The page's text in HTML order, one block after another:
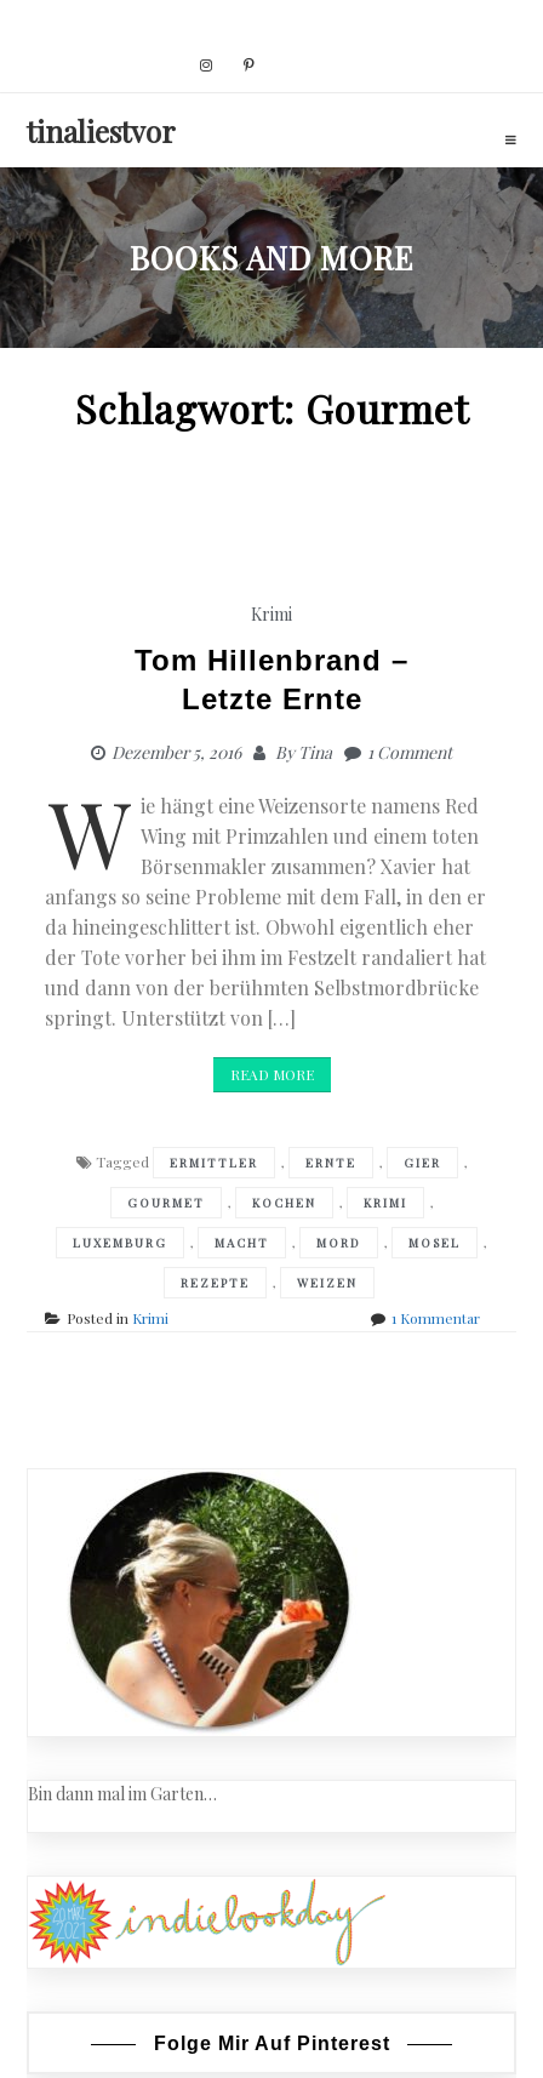
tinaliestvor
BOOKS AND MORE
Schlagwort: Gourmet
Krimi
Tom Hillenbrand –
Letzte Ernte
Dezember 5, 2016 ByTina 1 Comment
W ie hängt eine Weizensorte namens Red
Wing mit Primzahlen und einem toten
Börsenmakler zusammen? Xavier hat
anfangs so seine Probleme mit dem Fall, in den er
da hineingeschlittert ist. Obwohl eigentlich eher
der Tote vorher bei ihm im Festzelt randaliert hat
und dann von der berühmten Selbstmordbrücke
springt. Unterstützt von […]
READ MORE
Tagged ERMITTLER , ERNTE , GIER ,
GOURMET , KOCHEN , KRIMI ,
LUXEMBURG , MACHT , MORD , MOSEL ,
REZEPTE , WEIZEN
Posted in Krimi 1 Kommentarzu
navigation
Bin dann mal im Garten…
Folge Mir Auf Pinterest